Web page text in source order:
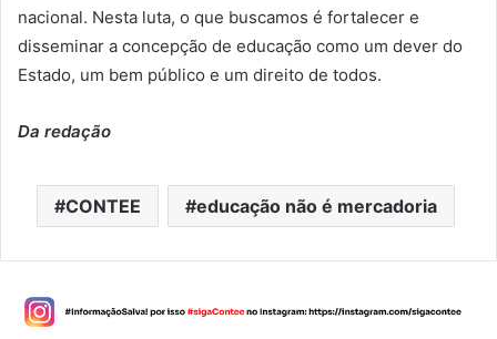
nacional. Nesta luta, o que buscamos é fortalecer e
disseminar a concepção de educação como um dever do
Estado, um bem público e um direito de todos.
Da redação
CONTEE educação não é mercadoria